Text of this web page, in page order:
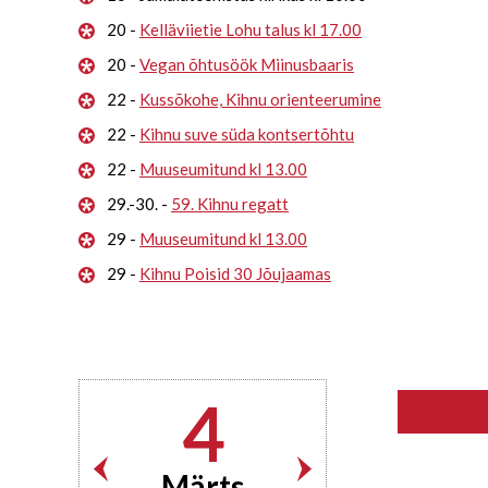
20 - Kelläviietie Lohu talus kl 17.00
20 - Vegan õhtusöök Miinusbaaris
22 - Kussõkohe, Kihnu orienteerumine
22 - Kihnu suve süda kontsertõhtu
22 - Muuseumitund kl 13.00
29.-30. - 59. Kihnu regatt
29 - Muuseumitund kl 13.00
29 - Kihnu Poisid 30 Jõujaamas
4